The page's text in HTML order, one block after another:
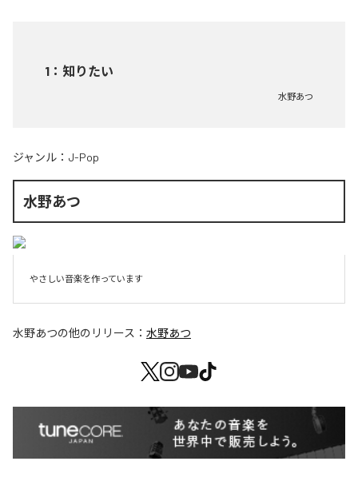
1 ： 知りたい
水野あつ
ジャンル： J-Pop
水野あつ
やさしい音楽を作っています
水野あつの他のリリース： 水野あつ